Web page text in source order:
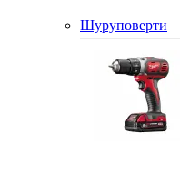
Шуруповерти